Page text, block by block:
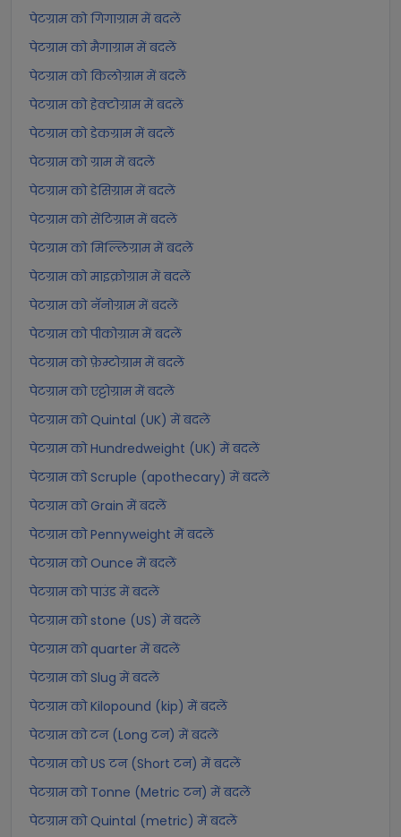
पेटग्राम को गिगाग्राम में बदलें
पेटग्राम को मैगाग्राम में बदलें
पेटग्राम को किलोग्राम में बदलें
पेटग्राम को हेक्टोग्राम में बदलें
पेटग्राम को डेकग्राम में बदलें
पेटग्राम को ग्राम में बदलें
पेटग्राम को डेसिग्राम में बदलें
पेटग्राम को सेंटिग्राम में बदलें
पेटग्राम को मिल्लिग्राम में बदलें
पेटग्राम को माइक्रोग्राम में बदलें
पेटग्राम को नॅनोग्राम में बदलें
पेटग्राम को पीकोग्राम में बदलें
पेटग्राम को फ़ेम्टोग्राम में बदलें
पेटग्राम को एट्टोग्राम में बदलें
पेटग्राम को Quintal (UK) में बदलें
पेटग्राम को Hundredweight (UK) में बदलें
पेटग्राम को Scruple (apothecary) में बदलें
पेटग्राम को Grain में बदलें
पेटग्राम को Pennyweight में बदलें
पेटग्राम को Ounce में बदलें
पेटग्राम को पाउंड में बदलें
पेटग्राम को stone (US) में बदलें
पेटग्राम को quarter में बदलें
पेटग्राम को Slug में बदलें
पेटग्राम को Kilopound (kip) में बदलें
पेटग्राम को टन (Long टन) में बदलें
पेटग्राम को US टन (Short टन) में बदलें
पेटग्राम को Tonne (Metric टन) में बदलें
पेटग्राम को Quintal (metric) में बदलें